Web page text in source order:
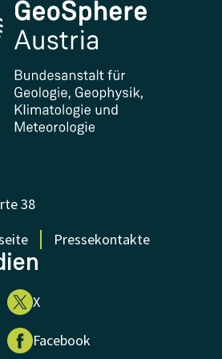
Fragen
38
Pressekontakte
X
Facebook